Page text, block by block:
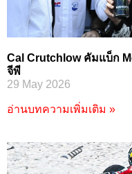
Cal Crutchlow คัมแบ็ก
จีพี
29 May 2026
อ่านบทความเพิ่มเติม »